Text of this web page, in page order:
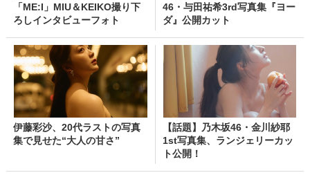
「ME:I」MIU＆KEIKO撮り下
ろしインタビューフォト
46・与田祐希3rd写真集『ヨー
ダ』公開カット
伊藤彩沙、20代ラストの写真
集で見せた“大人の甘さ”
【話題】乃木坂46・金川紗耶
1st写真集、ランジェリーカッ
ト公開！